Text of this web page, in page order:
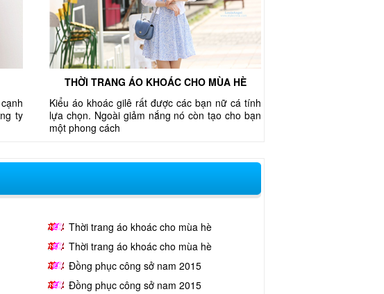
ty
THỜI TRANG ÁO KHOÁC CHO MÙA HÈ
Kiểu áo khoác gilê rất được các bạn nữ cá tính
lựa chọn. Ngoài giảm nắng nó còn tạo cho bạn
một phong cách
Thời trang áo khoác cho mùa hè
Thời trang áo khoác cho mùa hè
Đồng phục công sở nam 2015
Đồng phục công sở nam 2015